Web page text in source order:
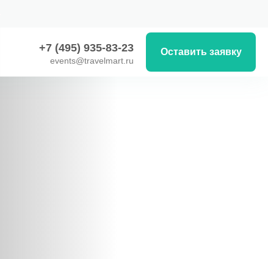
+7 (495) 935-83-23
events@travelmart.ru
Оставить заявку